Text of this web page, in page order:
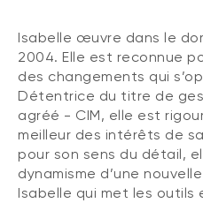
Isabelle œuvre dans le
2004. Elle est reconnue
des changements qui
Détentrice du titre de
agréé - CIM, elle est
meilleur des intérêts de
pour son sens du détail,
dynamisme d’une
Isabelle qui met les